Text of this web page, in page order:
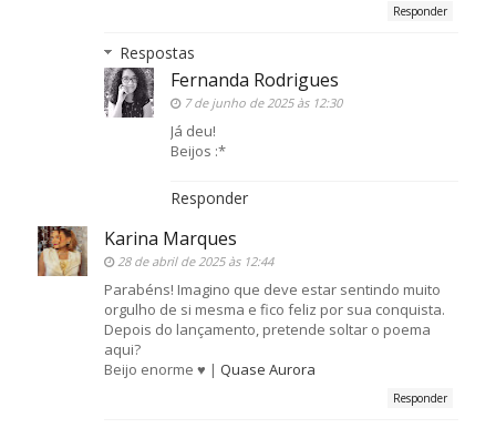
Responder
Respostas
Fernanda Rodrigues
7 de junho de 2025 às 12:30
Já deu!
Beijos :*
Responder
Karina Marques
28 de abril de 2025 às 12:44
Parabéns! Imagino que deve estar sentindo muito
orgulho de si mesma e fico feliz por sua conquista.
Depois do lançamento, pretende soltar o poema
aqui?
Beijo enorme ♥️ | Quase Aurora
Responder